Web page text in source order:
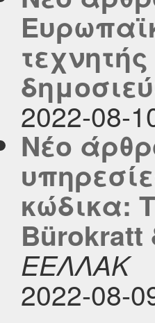
2022-08-
Νέο
κώδικα:
Bürokratt
ΕΕΛΛΑΚ
2022-08-